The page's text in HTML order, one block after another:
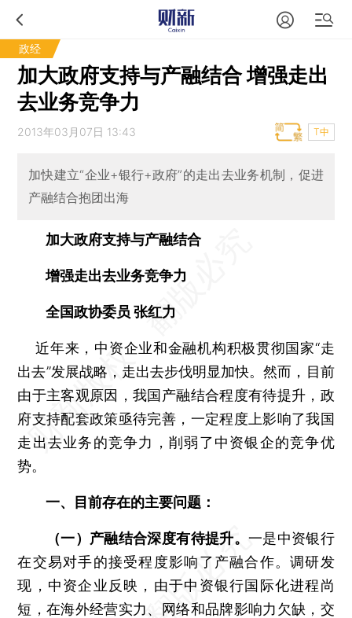
政经
加大政府支持与产融结合 增强走出
去业务竞争力
2013年03月07日 13:43 T中
加快建立“企业+银行+政府”的走出去业务机制，促进
产融结合抱团出海
加大政府支持与产融结合
增强走出去业务竞争力
全国政协委员 张红力
近年来，中资企业和金融机构积极贯彻国家“走
出去”发展战略，走出去步伐明显加快。然而，目前
由于主客观原因，我国产融结合程度有待提升，政
府支持配套政策亟待完善，一定程度上影响了我国
走出去业务的竞争力，削弱了中资银企的竞争优
势。
一、目前存在的主要问题：
（一）产融结合深度有待提升。 一是中资银行
在交易对手的接受程度影响了产融合作。调研发
现，中资企业反映，由于中资银行国际化进程尚
短，在海外经营实力、网络和品牌影响力欠缺，交